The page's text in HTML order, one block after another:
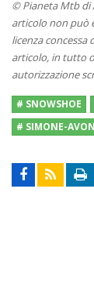
© Pianeta Mtb di
articolo non può
licenza
articolo, in tutto
autorizzazione
# SNOWSHOE
# SIMONE-